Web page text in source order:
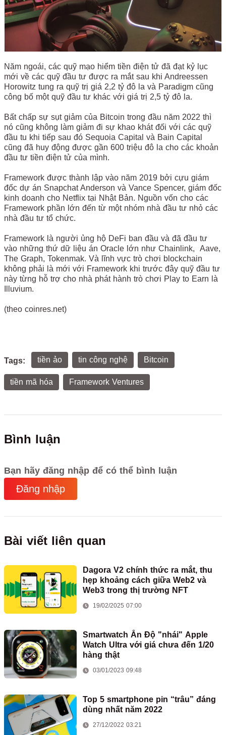
Năm ngoái, các quỹ mạo hiểm tiền điện tử đã đạt kỷ lục
mới về các quỹ đầu tư được ra mắt sau khi Andreessen
Horowitz tung ra quỹ trị giá 2,2 tỷ đô la và Paradigm cũng
công bố một quỹ đầu tư khác với giá trị 2,5 tỷ đô la.
Bất chấp sự sụt giảm của Bitcoin trong đầu năm 2022 thì
nó cũng không làm giảm đi sự khao khát đối với các quỹ
đầu tu khi tiếp sau đó Sequoia Capital và Bain Capital
cũng đã huy động được gần 600 triệu đô la cho các khoản
đầu tư tiền điện tử của mình.
Framework được thành lập vào năm 2019 bởi cựu giám
đốc dự án Snapchat Anderson và Vance Spencer, giám đốc
kinh doanh cho Netflix tại Nhật Bản. Nguồn vốn cho các
Framework phần lớn đến từ một nhóm nhà đầu tư nhỏ các
nhà đầu tư tổ chức.
Framework là người ủng hộ DeFi ban đầu và đã đầu tư
vào những thứ dữ liệu án Oracle lớn như Chainlink, Aave,
The Graph, Tokenmak. Và lĩnh vực trò chơi blockchain
không phải là mới với Framework khi trước đây quỹ đầu tư
này từng hỗ trợ cho nhà phát hành trò chơi Play to Earn là
Illuvium.
(theo coinres.net)
Tags: tiền ảo tin công nghệ Bitcoin
tiền mã hóa Framework Ventures
Bình luận
Bạn hãy đăng nhập để có thể bình luận
Đăng nhập
Bài viết liên quan
Dagora V2 chính thức ra mắt, thu
hẹp khoảng cách giữa Web2 và
Web3 trong thị trường NFT
19/02/2025 07:00
Smartwatch Ấn Độ "nhái" Apple
Watch Ultra với giá chưa đến 1/20
hàng thật
03/01/2023 09:48
Top 5 smartphone pin “trâu” đáng
dùng nhất năm 2022
27/12/2022 03:21